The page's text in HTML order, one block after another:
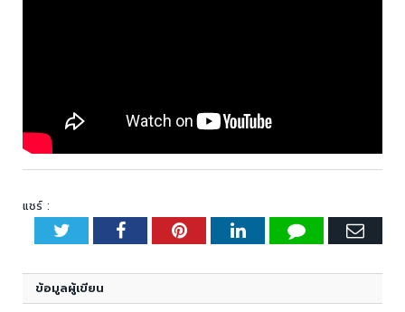
แชร์ :
TwitterFacebookPinterestLinkedInTumblr
ข้อมูลผู้เขียน